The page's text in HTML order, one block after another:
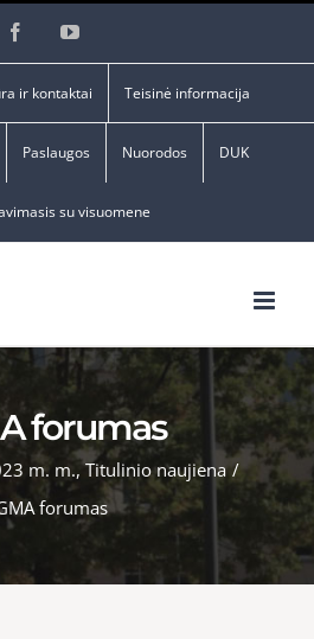
FacebookYouTube
ir kontaktai Teisinė informacija
Paslaugos Nuorodos DUK
su visuomene
forumas
m. m.,Titulinio naujiena /
forumas